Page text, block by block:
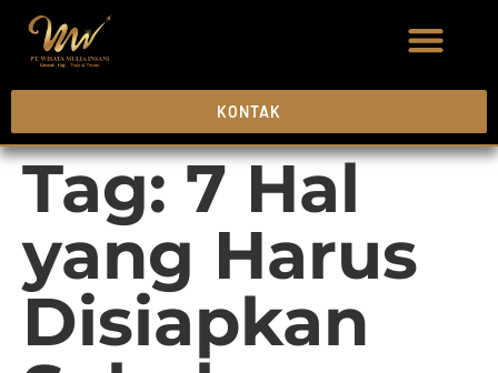
KONTAK
Tag:7 Hal
yang Harus
Disiapkan